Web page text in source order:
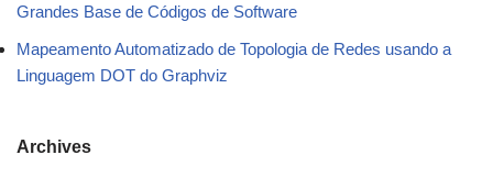
Grandes Base de Códigos de Software
Mapeamento Automatizado de Topologia de Redes usando a
Linguagem DOT do Graphviz
Archives